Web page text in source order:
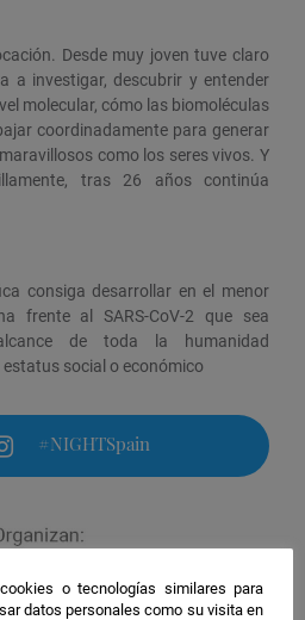
Desde muy joven tuve claro
a investigar, descubrir y entender
molecular, cómo las biomoléculas
coordinadamente para generar
como los seres vivos. Y
tras 26 años continúa
consiga desarrollar en el menor
frente al SARS-CoV-2 que sea
de toda la humanidad
social o económico
#NIGHTSpain
o tecnologías similares para
datos personales como su visita en